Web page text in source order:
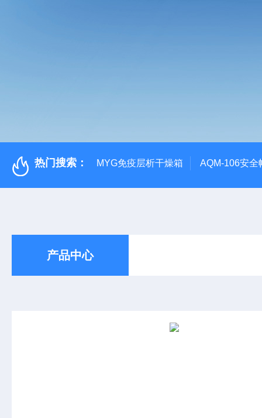
热门搜索： MYG免疫层析干燥箱 AQM-106安全
产品中心